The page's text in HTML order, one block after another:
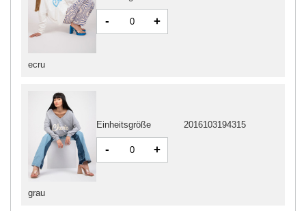
ecru
- +
grau
Einheitsgröße 2016103194315
- +